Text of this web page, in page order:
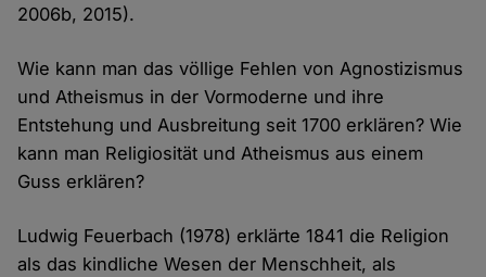
2006b, 2015).
Wie kann man das völlige Fehlen von Agnostizismus
und Atheismus in der Vormoderne und ihre
Entstehung und Ausbreitung seit 1700 erklären? Wie
kann man Religiosität und Atheismus aus einem
Guss erklären?
Ludwig Feuerbach (1978) erklärte 1841 die Religion
als das kindliche Wesen der Menschheit, als